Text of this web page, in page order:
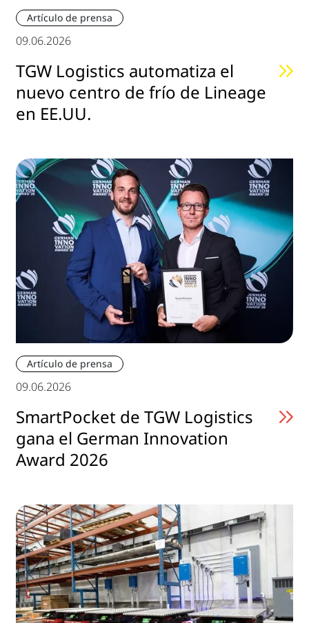
Artículo de prensa
09.06.2026
TGW Logistics automatiza el
nuevo centro de frío de Lineage
en EE.UU.
Artículo de prensa
09.06.2026
SmartPocket de TGW Logistics
gana el German Innovation
Award 2026